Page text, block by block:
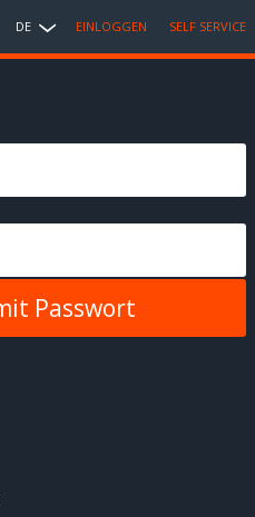
DE EINLOGGEN SELF SERVICE